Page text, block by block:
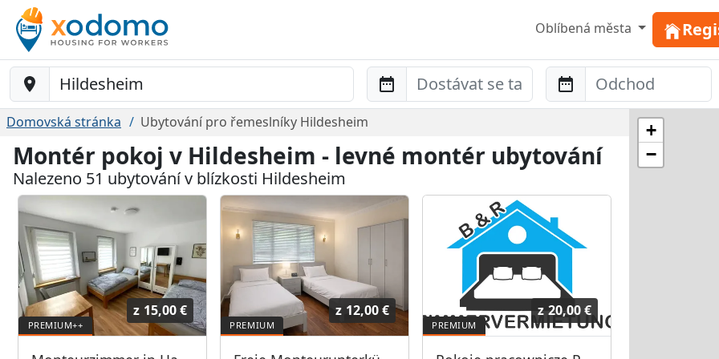
Oblíbená města
Baustelle-Location Anreise Abreise
Domovská stránka Ubytování pro řemeslníky Hildesheim
Montér pokoj v Hildesheim - levné montér ubytování
Nalezeno 51 ubytování v blízkosti Hildesheim
z 15,00 € z 12,00 € z 20,00 €
+
−